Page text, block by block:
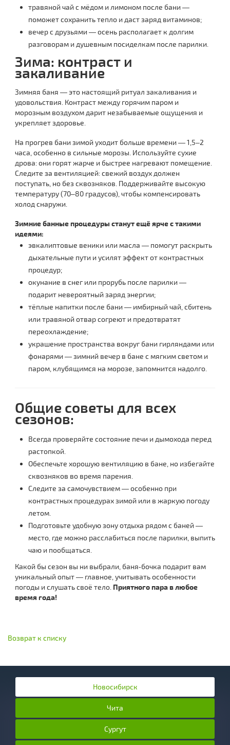
травяной чай с мёдом и лимоном после бани —
поможет сохранить тепло и даст заряд витаминов;
вечер с друзьями — осень располагает к долгим
разговорам и душевным посиделкам после парилки.
Зима: контраст и
закаливание
Зимняя баня — это настоящий ритуал закаливания и
удовольствия. Контраст между горячим паром и
морозным воздухом дарит незабываемые ощущения и
укрепляет здоровье.
На прогрев бани зимой уходит больше времени — 1,5–2
часа, особенно в сильные морозы. Используйте сухие
дрова: они горят жарче и быстрее нагревают помещение.
Следите за вентиляцией: свежий воздух должен
поступать, но без сквозняков. Поддерживайте высокую
температуру (70–80 градусов), чтобы компенсировать
холод снаружи.
Зимние банные процедуры станут ещё ярче с такими
идеями:
эвкалиптовые веники или масла — помогут раскрыть
дыхательные пути и усилят эффект от контрастных
процедур;
окунание в снег или прорубь после парилки —
подарит невероятный заряд энергии;
тёплые напитки после бани — имбирный чай, сбитень
или травяной отвар согреют и предотвратят
переохлаждение;
украшение пространства вокруг бани гирляндами или
фонарями — зимний вечер в бане с мягким светом и
паром, клубящимся на морозе, запомнится надолго.
Общие советы для всех
сезонов:
Всегда проверяйте состояние печи и дымохода перед
растопкой.
Обеспечьте хорошую вентиляцию в бане, но избегайте
сквозняков во время парения.
Следите за самочувствием — особенно при
контрастных процедурах зимой или в жаркую погоду
летом.
Подготовьте удобную зону отдыха рядом с баней —
место, где можно расслабиться после парилки, выпить
чаю и пообщаться.
Какой бы сезон вы ни выбрали, баня‑бочка подарит вам
уникальный опыт — главное, учитывать особенности
погоды и слушать своё тело. Приятного пара в любое
время года!
Возврат к списку
Новосибирск
Чита
Сургут